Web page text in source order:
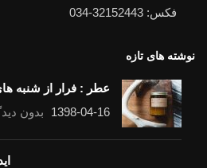
فکس: 32152443-034
نوشته های تازه
عطر : فرار از شنبه
1398-04-16
بدون